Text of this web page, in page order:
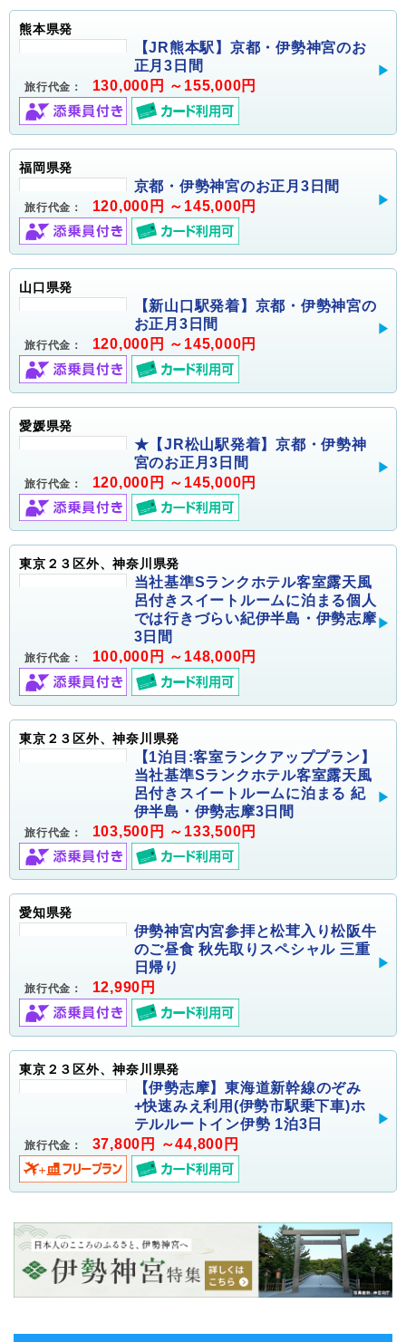
熊本県発
【JR熊本駅】京都・伊勢神宮のお
正月3日間
旅行代金： 130,000円 ～155,000円
福岡県発
京都・伊勢神宮のお正月3日間
旅行代金： 120,000円 ～145,000円
山口県発
【新山口駅発着】京都・伊勢神宮の
お正月3日間
旅行代金： 120,000円 ～145,000円
愛媛県発
★【JR松山駅発着】京都・伊勢神
宮のお正月3日間
旅行代金： 120,000円 ～145,000円
東京２３区外、神奈川県発
当社基準Sランクホテル客室露天風
呂付きスイートルームに泊まる個人
では行きづらい紀伊半島・伊勢志摩
3日間
旅行代金： 100,000円 ～148,000円
東京２３区外、神奈川県発
【1泊目:客室ランクアッププラン】
当社基準Sランクホテル客室露天風
呂付きスイートルームに泊まる 紀
伊半島・伊勢志摩3日間
旅行代金： 103,500円 ～133,500円
愛知県発
伊勢神宮内宮参拝と松茸入り松阪牛
のご昼食 秋先取りスペシャル 三重
日帰り
旅行代金： 12,990円
東京２３区外、神奈川県発
【伊勢志摩】東海道新幹線のぞみ
+快速みえ利用(伊勢市駅乗下車)ホ
テルルートイン伊勢 1泊3日
旅行代金： 37,800円 ～44,800円